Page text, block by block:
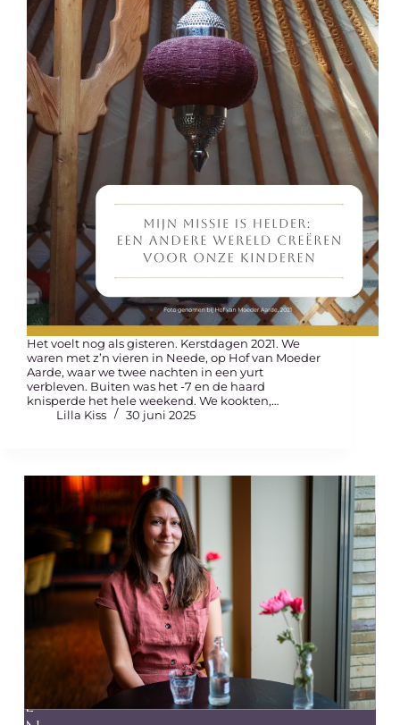
Het voelt nog als gisteren. Kerstdagen 2021. We
waren met z’n vieren in Neede, op Hof van Moeder
Aarde, waar we twee nachten in een yurt
verbleven. Buiten was het -7 en de haard
knisperde het hele weekend. We kookten,…
Lilla Kiss
30 juni 2025
u
l
l
e
w
e
e